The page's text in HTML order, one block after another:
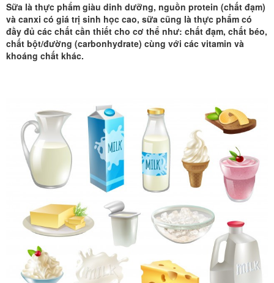
Sữa là thực phẩm giàu dinh dưỡng, nguồn protein (chất đạm)
và canxi có giá trị sinh học cao, sữa cũng là thực phẩm có
đầy đủ các chất cần thiết cho cơ thể như: chất đạm, chất béo,
chất bột/đường (carbonhydrate) cùng với các vitamin và
khoáng chất khác.